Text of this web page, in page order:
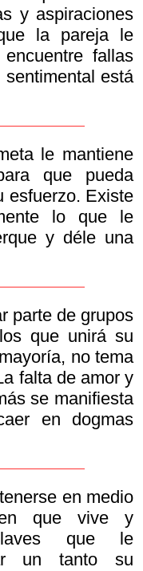
y aspiraciones
la pareja le
fallas
está
le mantiene
que pueda
esfuerzo. Existe
lo que le
y déle una
parte de grupos
que unirá su
no tema
falta de amor y
se manifiesta
en dogmas
en medio
que vive y
que le
un tanto su